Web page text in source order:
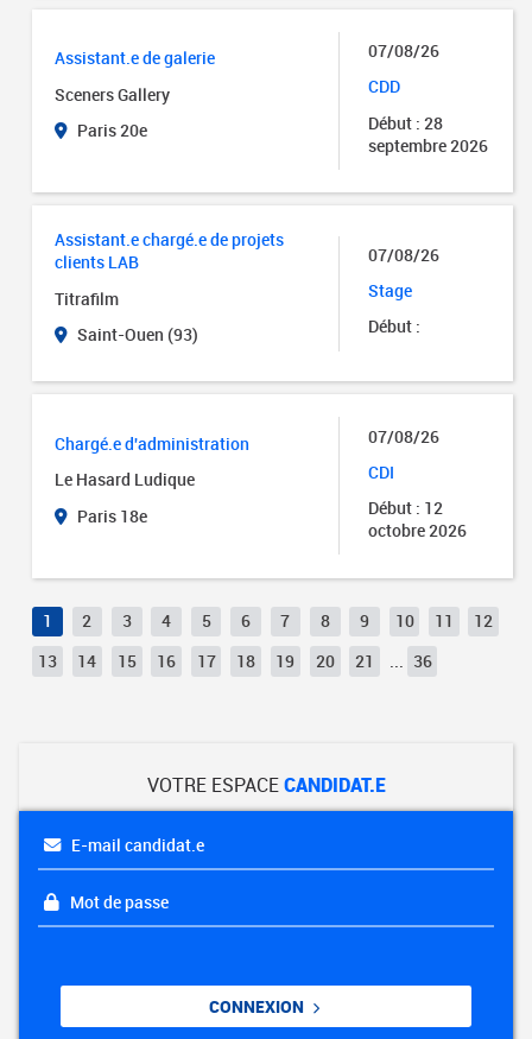
Assistant.e de galerie
Sceners Gallery
Paris 20e
07/08/26
CDD
Début : 28
septembre 2026
Assistant.e chargé.e de projets
clients LAB
Titrafilm
Saint-Ouen (93)
07/08/26
Stage
Début :
Chargé.e d'administration
Le Hasard Ludique
Paris 18e
07/08/26
CDI
Début : 12
octobre 2026
1 2 3 4 5 6 7 8 9 10 11
12
13
14 15 16 17 18 19 20 21 ... 36
VOTRE ESPACECANDIDAT.E
E-mail candidat.e
Mot de passe
CONNEXION